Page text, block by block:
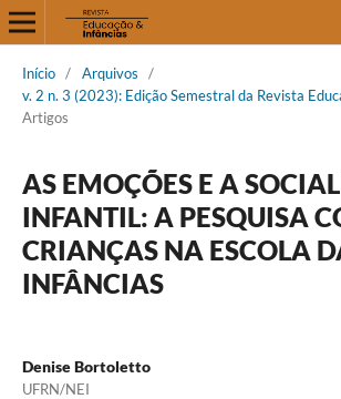
Início / Arquivos
/
v. 2 n. 3 (2023): Edição Semestral da Revista
Artigos
AS EMOÇÕES E A
INFANTIL: A PESQUISA
CRIANÇAS NA ESCOLA
INFÂNCIAS
Denise Bortoletto
UFRN/NEI